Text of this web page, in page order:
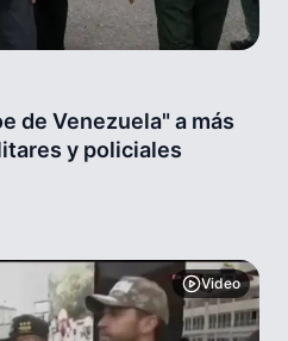
de Venezuela" a más
y policiales
Video